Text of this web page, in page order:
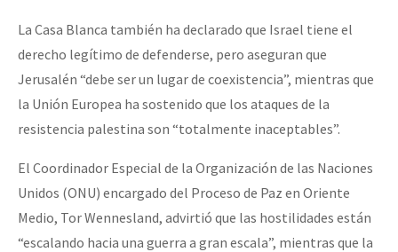
La Casa Blanca también ha declarado que Israel tiene el
derecho legítimo de defenderse, pero aseguran que
Jerusalén “debe ser un lugar de coexistencia”, mientras que
la Unión Europea ha sostenido que los ataques de la
resistencia palestina son “totalmente inaceptables”.
El Coordinador Especial de la Organización de las Naciones
Unidos (ONU) encargado del Proceso de Paz en Oriente
Medio, Tor Wennesland, advirtió que las hostilidades están
“escalando hacia una guerra a gran escala”, mientras que la